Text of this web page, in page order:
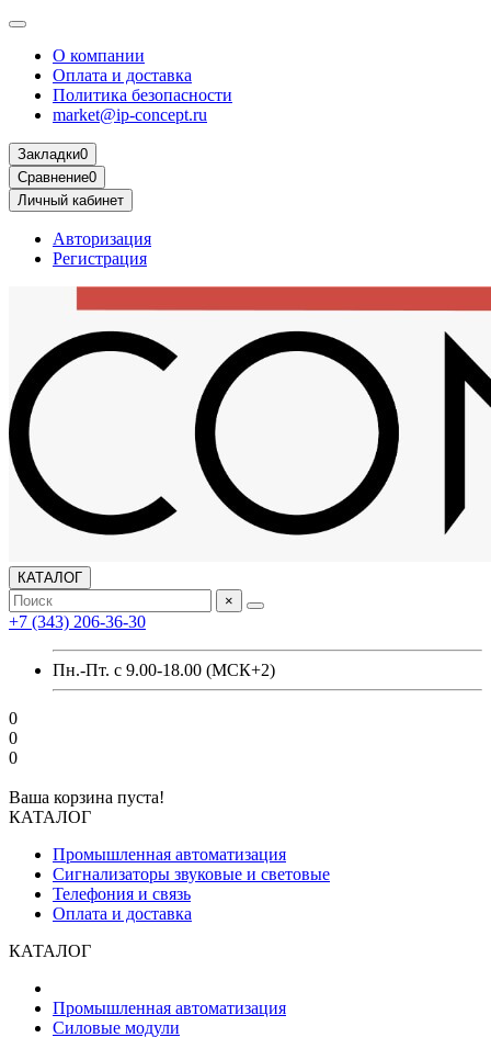
О компании
Оплата и доставка
Политика безопасности
market@ip-concept.ru
Закладки0
Сравнение0
Личный кабинет
Авторизация
Регистрация
КАТАЛОГ
×
+7 (343) 206-36-30
Пн.-Пт. с 9.00-18.00 (МСК+2)
0
0
0
Ваша корзина пуста!
КАТАЛОГ
Промышленная автоматизация
Сигнализаторы звуковые и световые
Телефония и связь
Оплата и доставка
КАТАЛОГ
Промышленная автоматизация
Силовые модули